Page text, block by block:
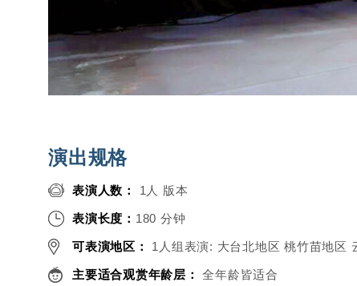
演出规格
表演人数： 1人 版本
表演长度： 180 分钟
可表演地区： 1人组表演: 大台北地区 桃竹苗地区
主要适合观赏年龄层： 全年龄皆适合